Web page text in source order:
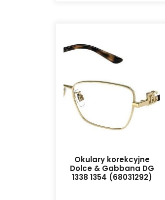
Okulary korekcyjne
Dolce & Gabbana DG
1338 1354 (68031292)